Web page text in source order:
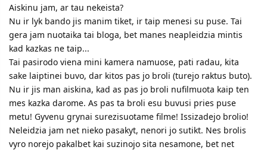
Aiskinu jam, ar tau nekeista?
Nu ir lyk bando jis manim tiket, ir taip menesi su puse. Tai
gera jam nuotaika tai bloga, bet manes neapleidzia mintis
kad kazkas ne taip...
Tai pasirodo viena mini kamera namuose, pati radau, kita
sake laiptinei buvo, dar kitos pas jo broli (turejo raktus buto).
Nu ir jis man aiskina, kad as pas jo broli nufilmuota kaip ten
mes kazka darome. As pas ta broli esu buvusi pries puse
metu! Gyvenu grynai surezisuotame filme! Issizadejo brolio!
Neleidzia jam net nieko pasakyt, nenori jo sutikt. Nes brolis
vyro norejo pakalbet kai suzinojo sita nesamone, bet net